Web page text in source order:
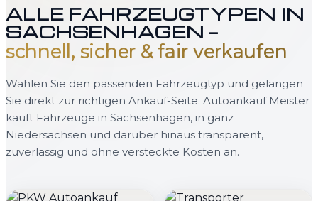
ALLE FAHRZEUGTYPEN IN
SACHSENHAGEN —
schnell, sicher & fair verkaufen
Wählen Sie den passenden Fahrzeugtyp und gelangen
Sie direkt zur richtigen Ankauf-Seite. Autoankauf Meister
kauft Fahrzeuge in Sachsenhagen, in ganz
Niedersachsen und darüber hinaus transparent,
zuverlässig und ohne versteckte Kosten an.